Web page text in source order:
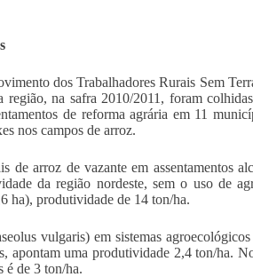
dos Trabalhadores Rurais Sem
região, na safra 2010/2011, foram
de reforma agrária em 11
nos campos de arroz.
de arroz de vazante em assentamentos
da região nordeste, sem o uso de
ha), produtividade de 14 ton/ha.
vulgaris) em sistemas
apontam uma produtividade 2,4 ton/ha.
é de 3 ton/ha.